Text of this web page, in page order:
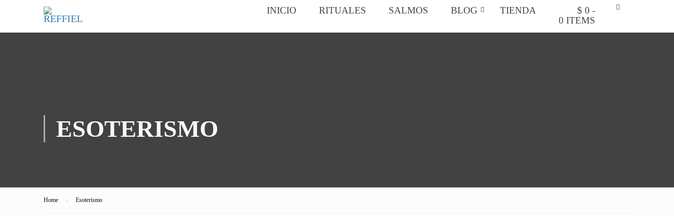
INICIO RITUALES SALMOS BLOG TIENDA
$ 0 -
0 ITEMS
ESOTERISMO
Home Esoterismo